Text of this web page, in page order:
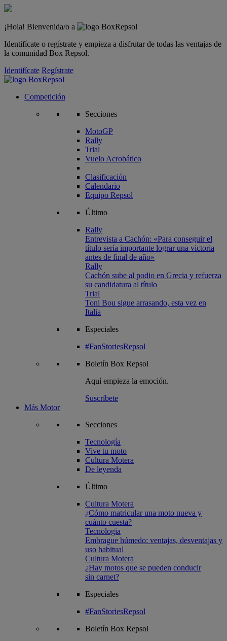
¡Hola! Bienvenida/o a
Identifícate o regístrate y empieza a disfrutar de todas las ventajas de
la comunidad Box Repsol.
Identifícate Regístrate
Competición
Secciones
MotoGP
Rally
Trial
Vuelo Acrobático
Clasificación
Calendario
Equipo Repsol
Último
Rally
Entrevista a Cachón: «Para conseguir el
título sería importante lograr una victoria
antes de final de año»
Rally
Cachón sube al podio en Grecia y refuerza
su candidatura al título
Trial
Toni Bou sigue arrasando, esta vez en
Italia
Especiales
#FanStoriesRepsol
Boletín Box Repsol
Aquí empieza la emoción.
Suscríbete
Más Motor
Secciones
Tecnología
Vive tu moto
Cultura Motera
De leyenda
Último
Cultura Motera
¿Cómo matricular una moto nueva y
cuánto cuesta?
Tecnologia
Embrague húmedo: ventajas, desventajas y
uso habitual
Cultura Motera
¿Hay motos que se pueden conducir
sin carnet?
Especiales
#FanStoriesRepsol
Boletín Box Repsol